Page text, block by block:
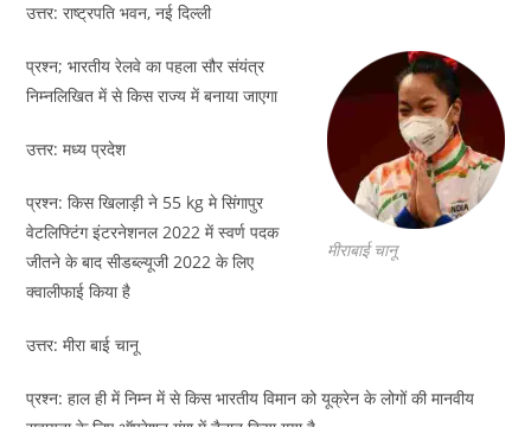
उत्तर: राष्ट्रपति भवन, नई दिल्ली
मीराबाई चानू
प्रश्न; भारतीय रेलवे का पहला सौर संयंत्र
निम्नलिखित में से किस राज्य में बनाया जाएगा
उत्तर: मध्य प्रदेश
प्रश्न: किस खिलाड़ी ने 55 kg मे सिंगापुर
वेटलिफ्टिंग इंटरनेशनल 2022 में स्वर्ण पदक
जीतने के बाद सीडब्ल्यूजी 2022 के लिए
क्वालीफाई किया है
उत्तर: मीरा बाई चानू
प्रश्न: हाल ही में निम्न में से किस भारतीय विमान को यूक्रेन के लोगों की मानवीय